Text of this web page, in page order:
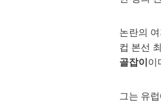
논란의
컵 본선
골잡이이
그는 유